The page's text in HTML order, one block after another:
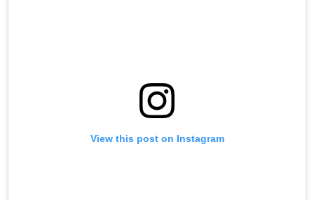
View this post on Instagram